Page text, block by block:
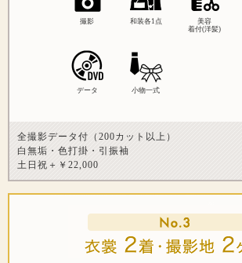
撮影 和装各1点
美容
着付(洋髪)
データ 小物一式
全撮影データ付（200カット以上）
白無垢・色打掛・引振袖
土日祝＋￥22,000